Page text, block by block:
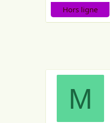
Hors ligne
M